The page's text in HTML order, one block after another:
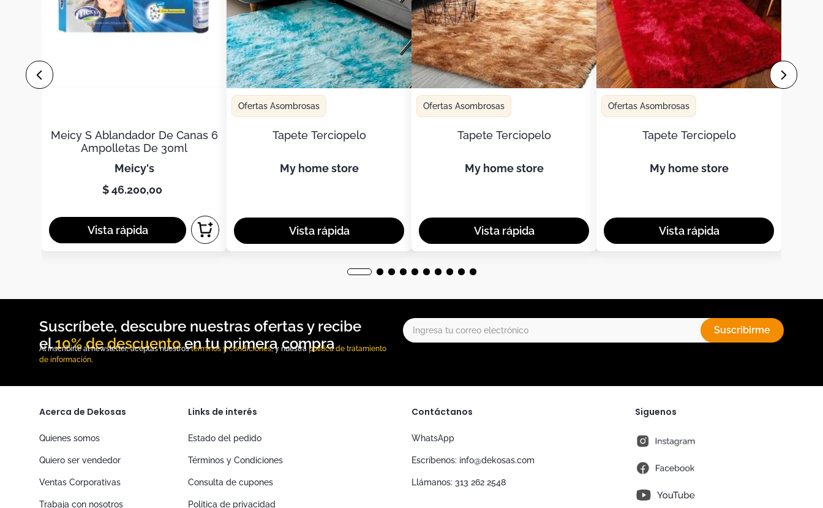
Meicy S Ablandador De Canas 6
Ampolletas De 30ml
meicy's
$ 46.200,00
Ofertas Asombrosas
Tapete Terciopelo
my home store
Ofertas Asombrosas
Tapete Terciopelo
my home store
Ofertas Asombrosas
Tapete Terciopelo
my home store
10% de descuento
Suscribirme
Al inscribirte al newsletter, aceptas nuestrostérminos y condiciones, y nuestra política de tratamiento
de información.
Acerca de Dekosas
Quienes somos
Quiero ser vendedor
Ventas Corporativas
Trabaja con nosotros
Links de interés
Estado del pedido
Términos y Condiciones
Consulta de cupones
Politica de privacidad
Contáctanos
WhatsApp
Escríbenos: info@dekosas.com
Llámanos: 313 262 2548
Siguenos
instagram
fb
You Tube